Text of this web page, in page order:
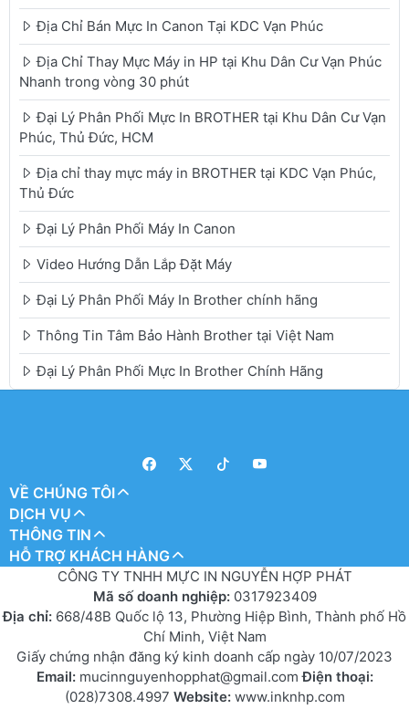
Địa Chỉ Bán Mực In Canon Tại KDC Vạn Phúc
Địa Chỉ Thay Mực Máy in HP tại Khu Dân Cư Vạn Phúc
Nhanh trong vòng 30 phút
Đại Lý Phân Phối Mực In BROTHER tại Khu Dân Cư Vạn
Phúc, Thủ Đức, HCM
Địa chỉ thay mực máy in BROTHER tại KDC Vạn Phúc,
Thủ Đức
Đại Lý Phân Phối Máy In Canon
Video Hướng Dẫn Lắp Đặt Máy
Đại Lý Phân Phối Máy In Brother chính hãng
Thông Tin Tâm Bảo Hành Brother tại Việt Nam
Đại Lý Phân Phối Mực In Brother Chính Hãng
VỀ CHÚNG TÔI
DỊCH VỤ
THÔNG TIN
HỖ TRỢ KHÁCH HÀNG
CÔNG TY TNHH MỰC IN NGUYỄN HỢP PHÁT
Mã số doanh nghiệp: 0317923409
Địa chỉ: 668/48B Quốc lộ 13, Phường Hiệp Bình, Thành phố Hồ
Chí Minh, Việt Nam
Giấy chứng nhận đăng ký kinh doanh cấp ngày 10/07/2023
Email: mucinnguyenhopphat@gmail.comĐiện thoại:
(028)7308.4997 Website: www.inknhp.com